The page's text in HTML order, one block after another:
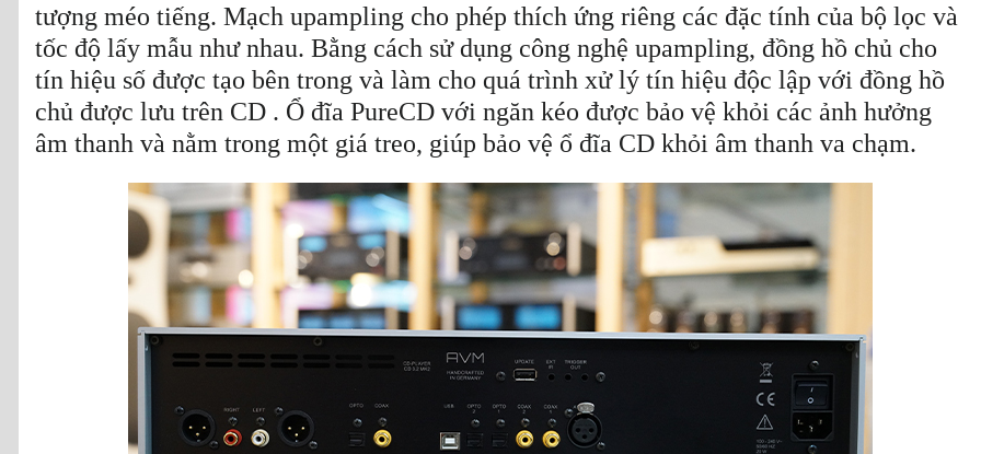
tượng méo tiếng. Mạch upampling cho phép thích ứng riêng các đặc tính của bộ lọc và
tốc độ lấy mẫu như nhau. Bằng cách sử dụng công nghệ upampling, đồng hồ chủ cho
tín hiệu số được tạo bên trong và làm cho quá trình xử lý tín hiệu độc lập với đồng hồ
chủ được lưu trên CD . Ổ đĩa PureCD với ngăn kéo được bảo vệ khỏi các ảnh hưởng
âm thanh và nằm trong một giá treo, giúp bảo vệ ổ đĩa CD khỏi âm thanh va chạm.